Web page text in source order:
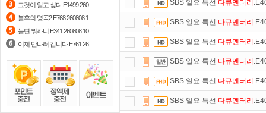
그것이 알고 싶다.E1499.260..
불후의 명곡2.E768.260808.1..
놀면 뭐하니.E341.260808.10..
이제 만나러 갑니다.E761.26..
출석체크이벤트!매일매일출석체
포인트 할인쿠폰 사용방법 안내
숨어있는 카드 마일리지 조회하고
요즘 뭐가 재밌지?고민되면 눌러봐!
정액제할인쿠폰 사용방법안내
SBS 일요 특선 다큐멘터리
SBS 일요 특선 다큐멘터리
SBS 일요 특선 다큐멘터리
SBS 일요 특선 다큐멘터리
SBS 일요 특선 다큐멘터리
SBS 일요 특선 다큐멘터리